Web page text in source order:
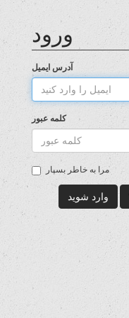
ورود
آدرس ایمیل
کلمه عبور
مرا به خاطر بسپار